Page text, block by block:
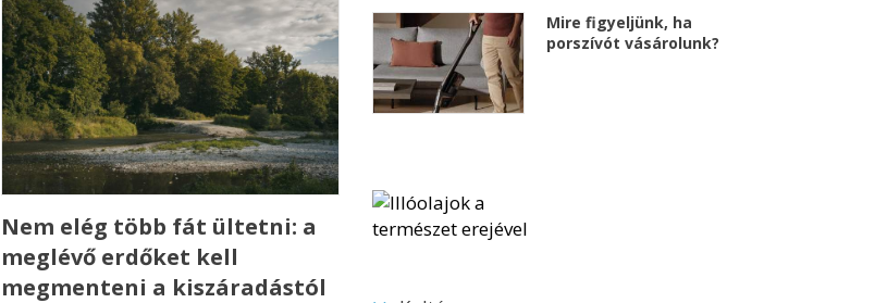
Nem elég több fát ültetni: a
meglévő erdőket kell
megmenteni a kiszáradástól
Mire figyeljünk, ha
porszívót vásárolunk?